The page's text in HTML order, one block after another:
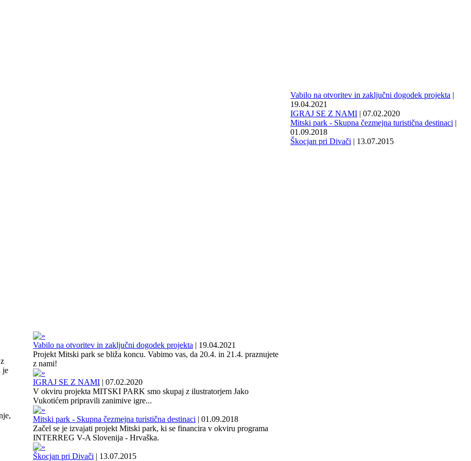
Vabilo na otvoritev in zaključni dogodek projekta |
19.04.2021
IGRAJ SE Z NAMI | 07.02.2020
Mitski park - Skupna čezmejna turistična destinaci |
01.09.2018
Škocjan pri Divači | 13.07.2015
je
Vabilo na otvoritev in zaključni dogodek projekta | 19.04.2021
Projekt Mitski park se bliža koncu. Vabimo vas, da 20.4. in 21.4. praznujete
z nami!
IGRAJ SE Z NAMI | 07.02.2020
V okviru projekta MITSKI PARK smo skupaj z ilustratorjem Jako
Vukotićem pripravili zanimive igre...
Mitski park - Skupna čezmejna turistična destinaci | 01.09.2018
Začel se je izvajati projekt Mitski park, ki se financira v okviru programa
INTERREG V-A Slovenija - Hrvaška.
Škocjan pri Divači | 13.07.2015